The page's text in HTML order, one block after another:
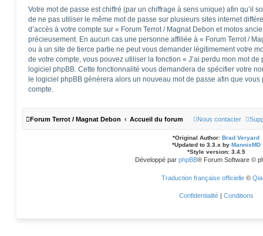
Votre mot de passe est chiffré (par un chiffrage à sens unique) afin qu’il
de ne pas utiliser le même mot de passe sur plusieurs sites internet
d’accès à votre compte sur « Forum Terrot / Magnat Debon et motos
précieusement. En aucun cas une personne affiliée à « Forum Terrot /
ou à un site de tierce partie ne peut vous demander légitimement votre
de votre compte, vous pouvez utiliser la fonction « J’ai perdu mon mot
logiciel phpBB. Cette fonctionnalité vous demandera de spécifier votre
le logiciel phpBB générera alors un nouveau mot de passe afin que
compte.
Forum Terrot / Magnat Debon Accueil du forum Nous contacter
*Original Author: Brad Veryard
*Updated to 3.3.x by MannixMD
*Style version: 3.4.5
Développé par phpBB® Forum Software ©
Traduction française officielle©
Confidentialité | Conditions